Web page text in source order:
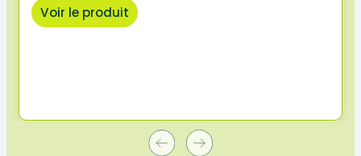
Voir le produit